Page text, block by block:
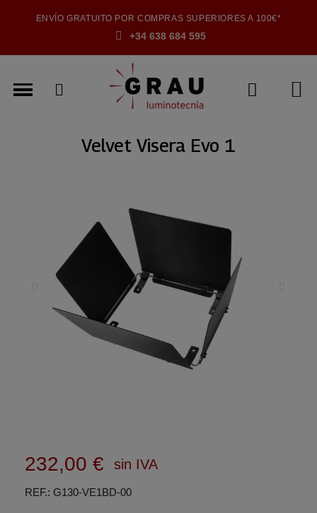
ENVÍO GRATUITO POR COMPRAS SUPERIORES A 100€*
+34 638 684 595
Velvet Visera Evo 1
232,00 € sin IVA
REF. G130-VE1BD-00